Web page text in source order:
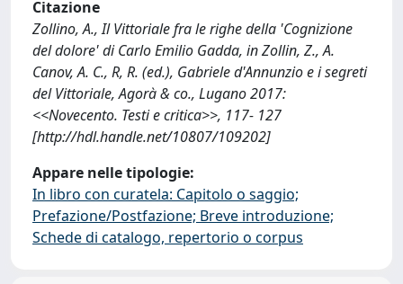
Citazione
Zollino, A., Il Vittoriale fra le righe della 'Cognizione
del dolore' di Carlo Emilio Gadda, in Zollin, Z., A.
Canov, A. C., R, R. (ed.), Gabriele d'Annunzio e i segreti
del Vittoriale, Agorà & co., Lugano 2017:
<<Novecento. Testi e critica>>, 117- 127
[http://hdl.handle.net/10807/109202]
Appare nelle tipologie:
In libro con curatela: Capitolo o saggio;
Prefazione/Postfazione; Breve introduzione;
Schede di catalogo, repertorio o corpus